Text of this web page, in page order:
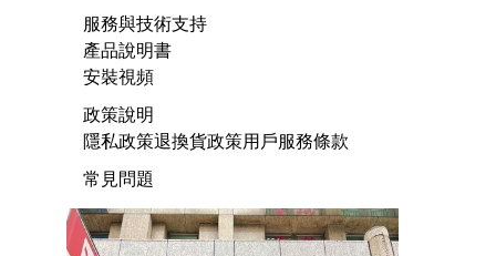
服務與技術支持
產品說明書
安裝視頻
政策說明
隱私政策退換貨政策用戶服務條款
常見問題